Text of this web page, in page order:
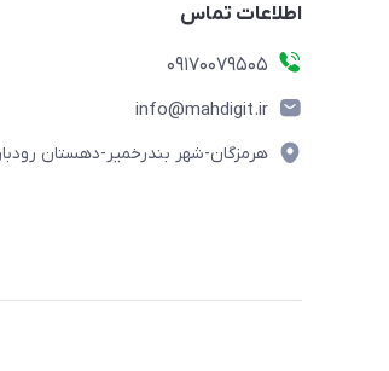
اطلاعات تماس
09170079505
info@mahdigit.ir
هرمزگان-شهر بندرخمیر-دهستان